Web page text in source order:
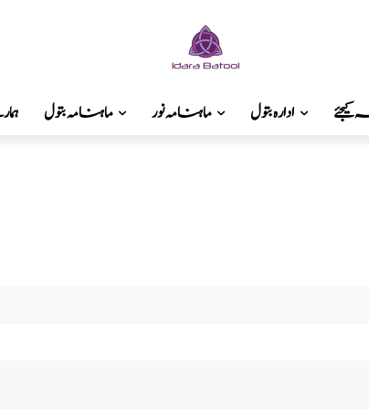
ماہنامہ بتول ماہنامہ نور ادارہ بتول کیجئے